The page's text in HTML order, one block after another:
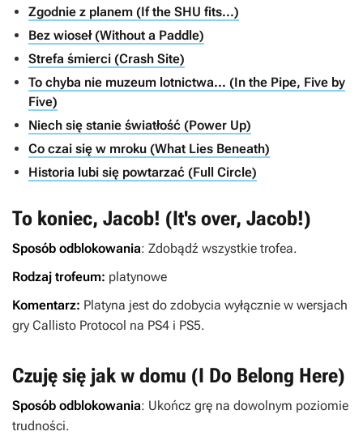
Zgodnie z planem (If the SHU fits...)
Bez wioseł (Without a Paddle)
Strefa śmierci (Crash Site)
To chyba nie muzeum lotnictwa... (In the Pipe, Five by
Five)
Niech się stanie światłość (Power Up)
Co czai się w mroku (What Lies Beneath)
Historia lubi się powtarzać (Full Circle)
To koniec, Jacob! (It's over, Jacob!)
Sposób odblokowania: Zdobądź wszystkie trofea.
Rodzaj trofeum: platynowe
Komentarz: Platyna jest do zdobycia wyłącznie w wersjach
gry Callisto Protocol na PS4 i PS5.
Czuję się jak w domu (I Do Belong Here)
Sposób odblokowania: Ukończ grę na dowolnym poziomie
trudności.